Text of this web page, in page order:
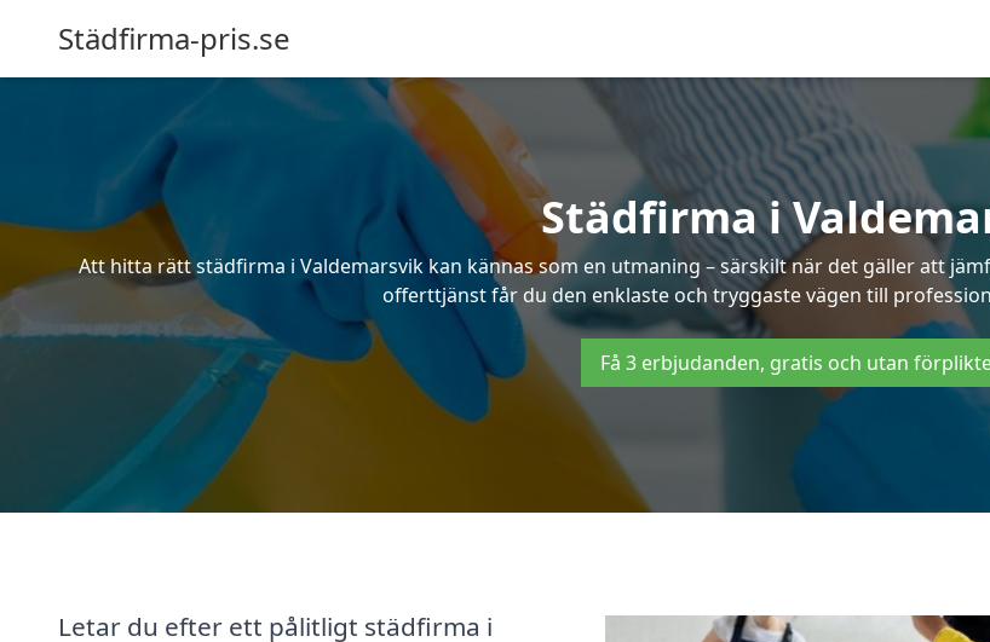
Städfirma-pris.se
Städfirma i
Att hitta rätt städfirma i Valdemarsvik kan kännas som en utmaning – särskilt när det gäller att
offerttjänst får du den enklaste och tryggaste vägen till
Få 3 erbjudanden, gratis och utan
Letar du efter ett pålitligt städfirma i